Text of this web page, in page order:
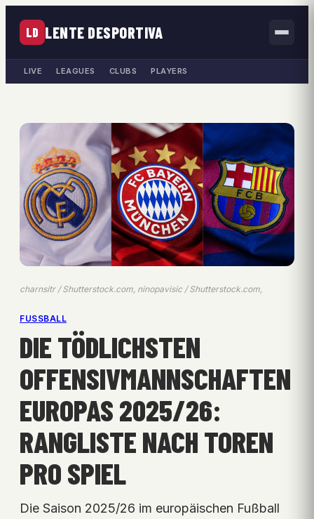
LD LENTE DESPORTIVA
LIVE LEAGUES CLUBS PLAYERS
charnsitr / Shutterstock.com, ninopavisic / Shutterstock.com,
FUSSBALL
DIE TÖDLICHSTEN
OFFENSIVMANNSCHAFTEN
EUROPAS 2025/26:
RANGLISTE NACH TOREN
PRO SPIEL
Die Saison 2025/26 im europäischen Fußball